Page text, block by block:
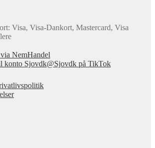
NemHandel
@Sjovdk på TikTok